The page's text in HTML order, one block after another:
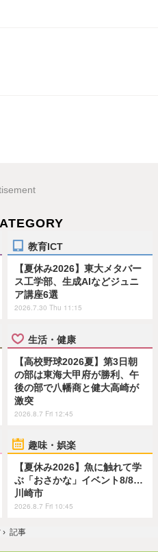
教育ICT
【夏休み2026】東大メタバー
ス工学部、生成AIなどジュニ
ア講座6選
2026.7.30 Thu 11:15
生活・健康
【高校野球2026夏】第3日朝
の部は東海大甲府が勝利、午
後の部で八幡商と健大高崎が
激突
2026.8.7 Fri 12:45
趣味・娯楽
【夏休み2026】魚に触れて学
ぶ「おさかな」イベント8/8…
川崎市
2026.8.7 Fri 10:45
› 記事